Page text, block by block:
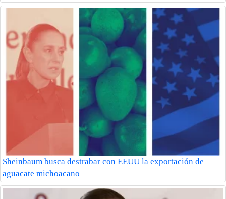
Sheinbaum busca destrabar con EEUU la exportación de
aguacate michoacano